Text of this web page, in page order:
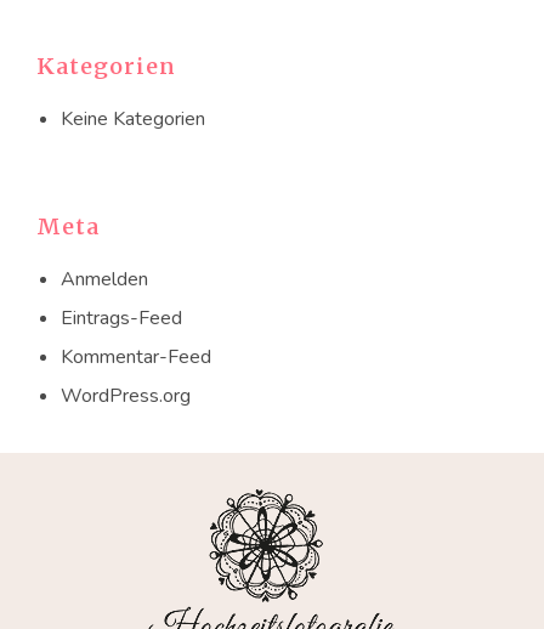
Kategorien
Keine Kategorien
Meta
Anmelden
Eintrags-Feed
Kommentar-Feed
WordPress.org